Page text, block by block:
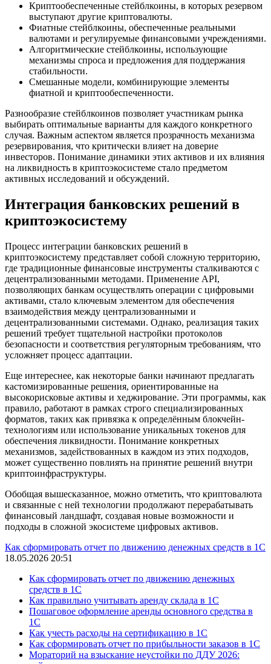
Криптообеспеченные стейблкоины, в которых резервом
выступают другие криптовалюты.
Фиатные стейблкоины, обеспеченные реальными
валютами и регулируемые финансовыми учреждениями.
Алгоритмические стейблкоины, использующие
механизмы спроса и предложения для поддержания
стабильности.
Смешанные модели, комбинирующие элементы
фиатной и криптообеспеченности.
Разнообразие стейблкоинов позволяет участникам рынка
выбирать оптимальные варианты для каждого конкретного
случая. Важным аспектом является прозрачность механизма
резервирования, что критически влияет на доверие
инвесторов. Понимание динамики этих активов и их влияния
на ликвидность в криптоэкосистеме стало предметом
активных исследований и обсуждений.
Интеграция банковских решений в
криптоэкосистему
Процесс интеграции банковских решений в
криптоэкосистему представляет собой сложную территорию,
где традиционные финансовые инструменты сталкиваются с
децентрализованными методами. Применение API,
позволяющих банкам осуществлять операции с цифровыми
активами, стало ключевым элементом для обеспечения
взаимодействия между централизованными и
децентрализованными системами. Однако, реализация таких
решений требует тщательной настройки протоколов
безопасности и соответствия регуляторным требованиям, что
усложняет процесс адаптации.
Еще интереснее, как некоторые банки начинают предлагать
кастомизированные решения, ориентированные на
высокорисковые активы и хеджирование. Эти программы, как
правило, работают в рамках строго специализированных
форматов, таких как привязка к определённым блокчейн-
технологиям или использование уникальных токенов для
обеспечения ликвидности. Понимание конкретных
механизмов, задействованных в каждом из этих подходов,
может существенно повлиять на принятие решений внутри
криптоинфраструктуры.
Обобщая вышесказанное, можно отметить, что криптовалюта
и связанные с ней технологии продолжают перерабатывать
финансовый ландшафт, создавая новые возможности и
подходы в сложной экосистеме цифровых активов.
Как сформировать отчет по движению денежных средств в 1С
18.05.2026 20:51
Как сформировать отчет по движению денежных
средств в 1С
Как правильно учитывать аренду склада в 1С
Пошаговое оформление аренды основного средства в
1С
Как учесть расходы на сертификацию в 1С
Как сформировать отчет по прибыльности заказов в 1С
Мораторий на взыскание неустойки по ДДУ 2026: